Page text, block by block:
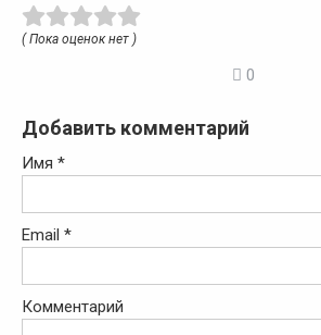
( Пока оценок нет )
0
Добавить комментарий
Имя *
Email *
Комментарий